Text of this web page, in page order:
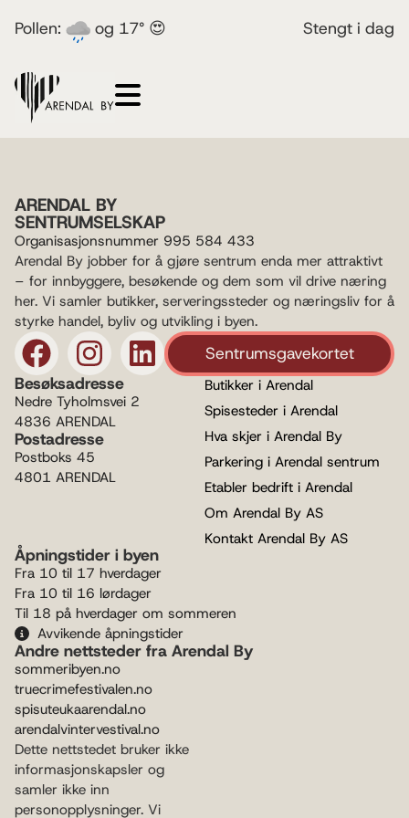
Pollen: og 17° 😍 Stengt i dag
ARENDAL BY
SENTRUMSELSKAP
Organisasjonsnummer 995 584 433
Arendal By jobber for å gjøre sentrum enda mer attraktivt
– for innbyggere, besøkende og dem som vil drive næring
her. Vi samler butikker, serveringssteder og næringsliv for å
styrke handel, byliv og utvikling i byen.
Sentrumsgavekortet
Besøksadresse
Nedre Tyholmsvei 2
4836 ARENDAL
Postadresse
Postboks 45
4801 ARENDAL
Butikker i Arendal
Spisesteder i Arendal
Hva skjer i Arendal By
Parkering i Arendal sentrum
Etabler bedrift i Arendal
Om Arendal By AS
Kontakt Arendal By AS
Åpningstider i byen
Fra 10 til 17 hverdager
Fra 10 til 16 lørdager
Til 18 på hverdager om sommeren
Avvikende åpningstider
Andre nettsteder fra Arendal By
sommeribyen.no
truecrimefestivalen.no
spisuteukaarendal.no
arendalvintervestival.no
Dette nettstedet bruker ikke
informasjonskapsler og
samler ikke inn
personopplysninger. Vi